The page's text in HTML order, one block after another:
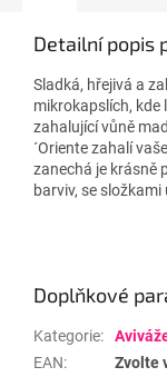
Detailní popis
Sladká, hřejivá a
mikrokapslích, kde
zahalující vůně
´Oriente zahalí
zanechá je krásně
barviv, se
Doplňkové
Kategorie:
EAN: Zvolte